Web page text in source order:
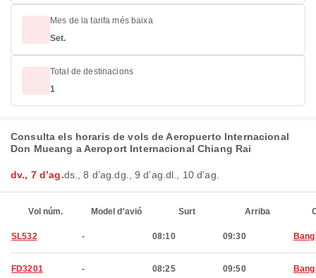
Mes de la tarifa més baixa
Set.
Total de destinacions
1
Consulta els horaris de vols de Aeropuerto Internacional
Don Mueang a Aeroport Internacional Chiang Rai
dv., 7 d’ag.ds., 8 d’ag.dg., 9 d’ag.dl., 10 d’ag.
Vol núm. Model d'avió Surt Arriba
SL532 - 08:10 09:30
FD3201 - 08:25 09:50